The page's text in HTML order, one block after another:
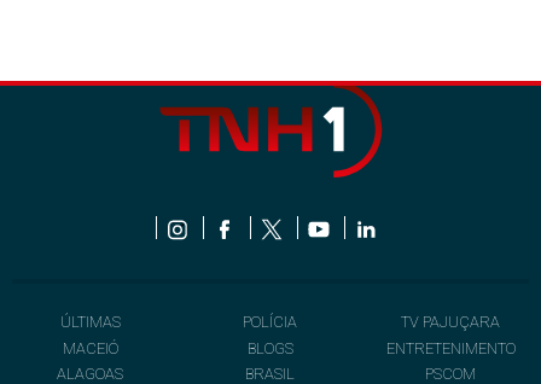
ÚLTIMAS
MACEIÓ
ALAGOAS
POLÍCIA
BLOGS
BRASIL
TV PAJUÇARA
ENTRETENIMENTO
PSCOM